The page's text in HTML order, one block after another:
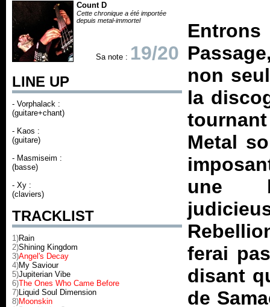
Count D
Cette chronique a été importée
depuis metal-immortel
Sa note : 19/20
LINE UP
- Vorphalack :
(guitare+chant)
- Kaos :
(guitare)
- Masmiseim :
(basse)
- Xy :
(claviers)
TRACKLIST
1)Rain
2)Shining Kingdom
3)Angel's Decay
4)My Saviour
5)Jupiterian Vibe
6)The Ones Who Came Before
7)Liquid Soul Dimension
8)Moonskin
Passage
non
la
Metal
une
ferai
disant
de